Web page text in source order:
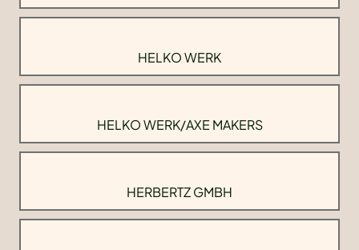
HELKO WERK
HELKO WERK/AXE MAKERS
HERBERTZ GMBH